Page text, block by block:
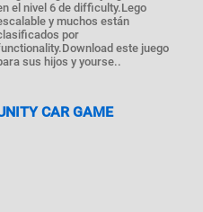
el nivel 6 de difficulty.Lego
y muchos están
por
este juego
sus hijos y yourse..
CAR GAME